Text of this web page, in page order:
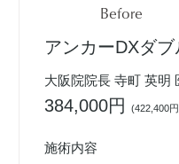
Before
アンカーDXダブ
大阪院院長 寺町 英明
384,000円(422,400円
施術内容